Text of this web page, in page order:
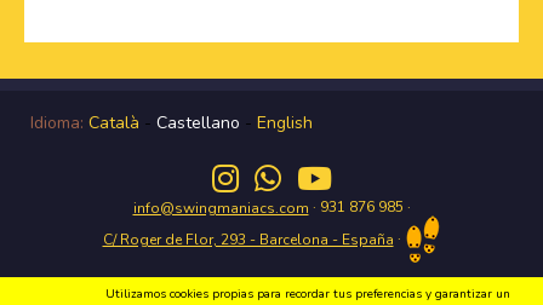
Idioma: Català - Castellano - English
info@swingmaniacs.com · 931 876 985 ·
C/ Roger de Flor, 293 - Barcelona - España ·
Utilizamos cookies propias para recordar tus preferencias y garantizar un